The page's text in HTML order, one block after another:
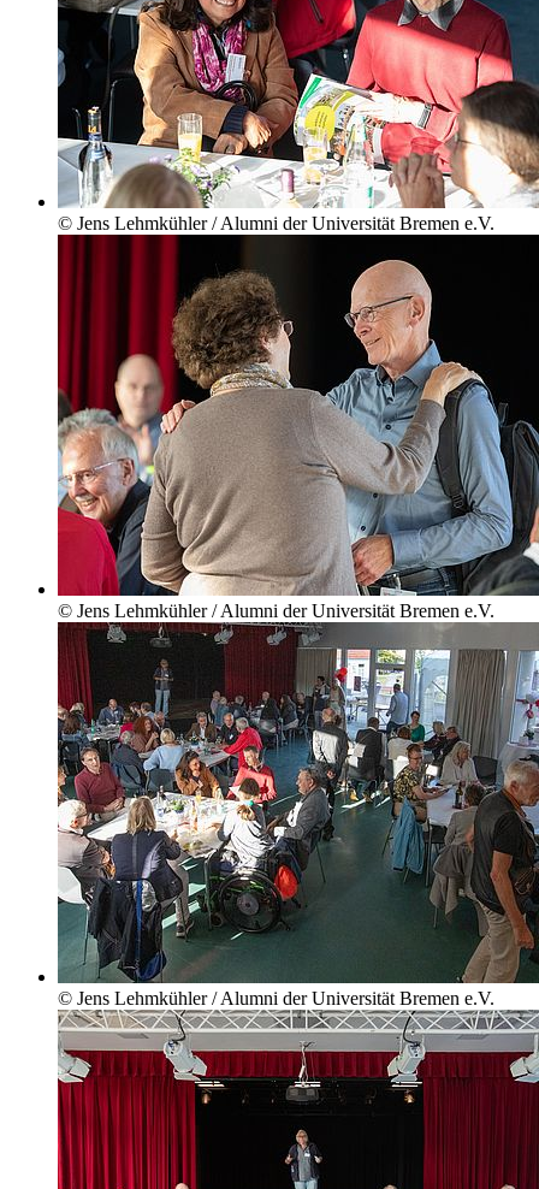
© Jens Lehmkühler / Alumni der Universität Bremen e.V.
© Jens Lehmkühler / Alumni der Universität Bremen e.V.
© Jens Lehmkühler / Alumni der Universität Bremen e.V.